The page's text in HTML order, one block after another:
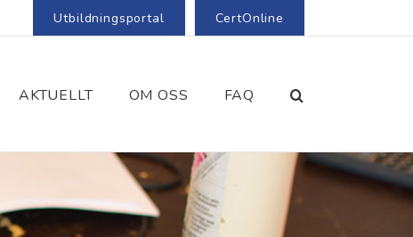
Utbildningsportal CertOnline
AKTUELLT OM OSS FAQ